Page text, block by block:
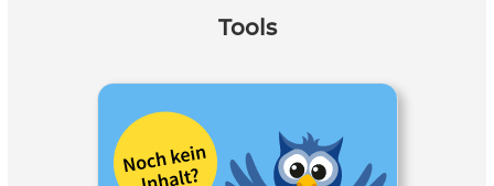
Tools